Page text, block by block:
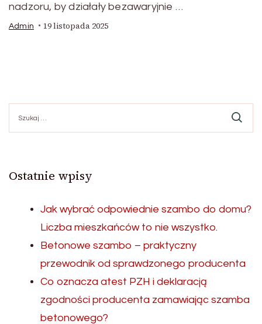
nadzoru, by działały bezawaryjnie …
Admin 19 listopada 2025
Ostatnie wpisy
Jak wybrać odpowiednie szambo do domu?
Liczba mieszkańców to nie wszystko.
Betonowe szambo – praktyczny
przewodnik od sprawdzonego producenta
Co oznacza atest PZH i deklaracją
zgodności producenta zamawiając szamba
betonowego?